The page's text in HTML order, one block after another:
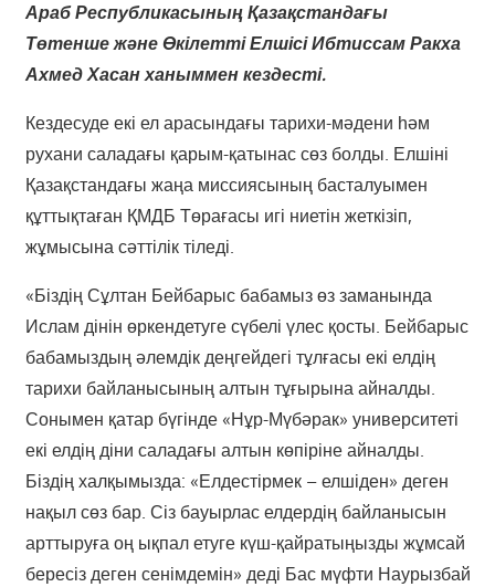
Араб Республикасының Қазақстандағы
Төтенше және Өкілетті Елшісі Ибтиссам Ракха
Ахмед Хасан ханыммен кездесті.
Кездесуде екі ел арасындағы тарихи-мәдени һәм
рухани саладағы қарым-қатынас сөз болды. Елшіні
Қазақстандағы жаңа миссиясының басталуымен
құттықтаған ҚМДБ Төрағасы игі ниетін жеткізіп,
жұмысына сәттілік тіледі.
«Біздің Сұлтан Бейбарыс бабамыз өз заманында
Ислам дінін өркендетуге сүбелі үлес қосты. Бейбарыс
бабамыздың әлемдік деңгейдегі тұлғасы екі елдің
тарихи байланысының алтын тұғырына айналды.
Сонымен қатар бүгінде «Нұр-Мүбәрак» университеті
екі елдің діни саладағы алтын көпіріне айналды.
Біздің халқымызда: «Елдестірмек – елшіден» деген
нақыл сөз бар. Сіз бауырлас елдердің байланысын
арттыруға оң ықпал етуге күш-қайратыңызды жұмсай
бересіз деген сенімдемін» деді Бас мүфти Наурызбай